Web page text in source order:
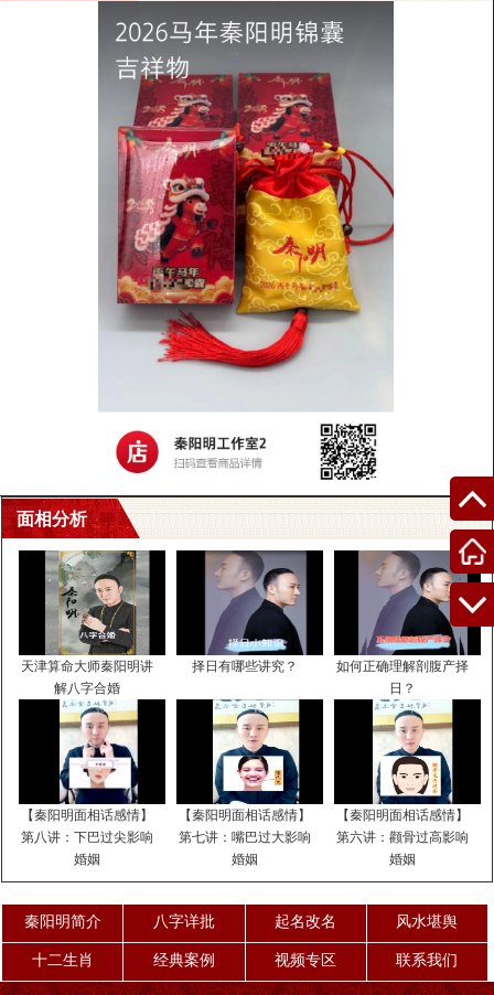
免费婚姻合八字算命男：乙丑年丙戌月壬寅日丙午时，7岁
运；女：丙寅年己亥月甲戌日甲戌时，6岁运；八字最...
风水问答 2025-09-03
邯郸很灵的算命大师最新排名时宜为救周生辰
时宜周生辰是什么呢?时宜周生辰是电视剧《一生一世》的
男女主角。时宜是顶尖配音演员。在广州机场偶遇周生...
风水问答 2025-09-03
金山本地起名大师有哪些山东哪里有算卦高人
...回答:五道庙附近谁算命准,或者是潍坊哪里有算命准的大
师?算命的人很多，不过也有的就是骗人的，真...
2025-09-03
丰都县2024十大八字算命大师排行榜看缘分听
怎么理解天意和缘分之间的关系当我们疲于奔命地埋头赶
路奔走在各种现实问题之间时，我们已懒于抬头，习惯
让...
风水问答 2025-09-03
文莱最准的八字算命大师最新榜2121年9月搬
2023年9月份哪天搬家好,2023年9月份哪天搬家最好最吉
利 提起2023年9月份哪天搬家好，大家...
风水问答 2025-09-03
日照最出名的八字大师排名大全最新的公司起
最新有气质的公司名字 企业起名招财好名集锦每一个公司
的名字都是公司对外宣传的一个门面，所以企业家在给...
风水问答 2025-09-03
涪陵最权威算卦大师前10名2023年有姻缘的女
请老师看看一生婚姻方面信息，财运...
风水问答 2025-09-03
面相分析
天津算命大师秦阳明讲
解八字合婚
择日有哪些讲究？
如何正确理解剖腹产择
日？
【秦阳明面相话感情】
第八讲：下巴过尖影响
婚姻
【秦阳明面相话感情】
第七讲：嘴巴过大影响
婚姻
【秦阳明面相话感情】
第六讲：颧骨过高影响
婚姻
秦阳明简介 八字详批 起名改名
风水堪舆
十二生肖
经典案例 视频专区 联系我们